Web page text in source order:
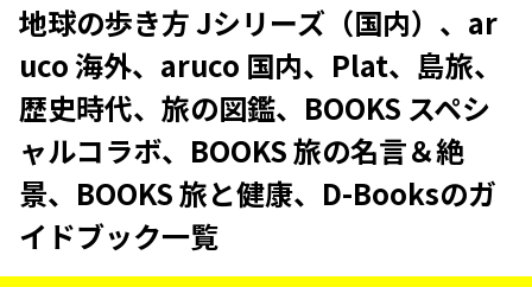
地球の歩き方 Jシリーズ（国内）、ar
uco 海外、aruco 国内、Plat、島旅、
歴史時代、旅の図鑑、BOOKS スペシ
ャルコラボ、BOOKS 旅の名言＆絶
景、BOOKS 旅と健康、D-Booksのガ
イドブック一覧